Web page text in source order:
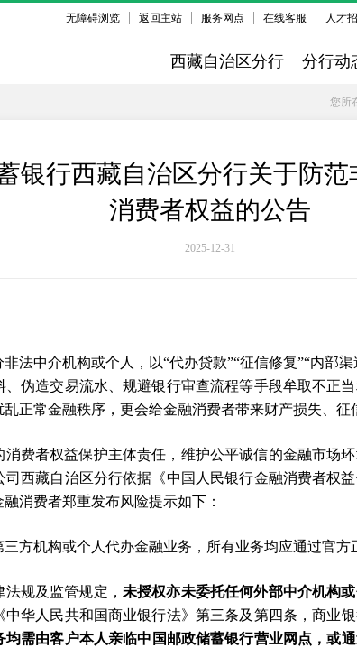
无障碍浏览 返回主站 服务网点 在线客服 人才
西藏自治区分行 分行动
您所
银行西藏自治区分行关于防
消费者权益的公告
2025-12-31
法中介机构或个人，以“代办贷款”“征信修复”“内部
伪造交易流水、规避银行审查流程等手段牟取不正
正常金融秩序，更会给金融消费者带来财产损失、征
消费者权益保护主体责任，维护公平诚信的金融市场
司西藏自治区分行依据《中国人民银行金融消费者权
消费者郑重发布风险提示如下：
方机构或个人代办金融业务，所有业务均应通过官方
规及监管规定， 未授权亦未委托任何外部中介机构
中华人民共和国商业银行法》第三条及第四条，商业
均需由客户本人亲临中国邮政储蓄银行营业网点，或